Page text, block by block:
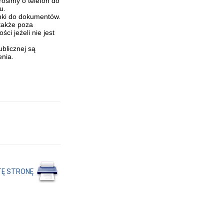
do dokumentów.
poza
jeżeli nie jest
są
STRONĘ